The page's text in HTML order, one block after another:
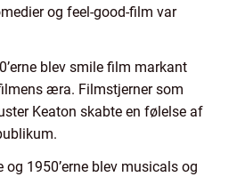
og feel-good-film var
blev smile film markant
æra. Filmstjerner som
Keaton skabte en følelse af
og 1950’erne blev musicals og